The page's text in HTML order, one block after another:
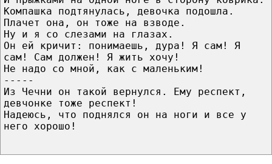
Компашка подтянулась, девочка подошла.
Плачет она, он тоже на взводе.
Ну и я со слезами на глазах.
Он ей кричит: понимаешь, дура! Я сам! Я
сам! Сам должен! Я жить хочу!
Не надо со мной, как с маленьким!
-----
Из Чечни он такой вернулся. Ему респект,
девчонке тоже респект!
Надеюсь, что поднялся он на ноги и все у
него хорошо!